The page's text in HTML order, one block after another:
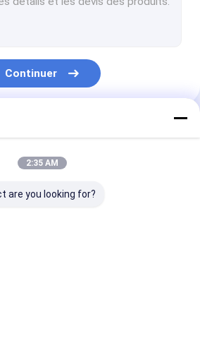
Continuer
2:35 AM
are you looking for?